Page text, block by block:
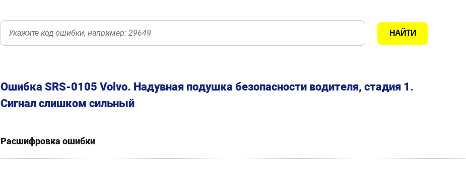
Ошибка SRS-0105 Volvo. Надувная подушка безопасности водителя, стадия 1.
Сигнал слишком сильный
Расшифровка ошибки